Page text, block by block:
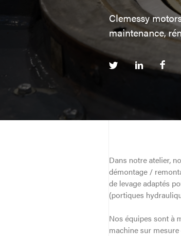
Clemessy
maintenance,
PartagerPartager
Dans notre atelier,
démontage /
de levage adaptés
(portiques
Nos équipes sont à
machine sur